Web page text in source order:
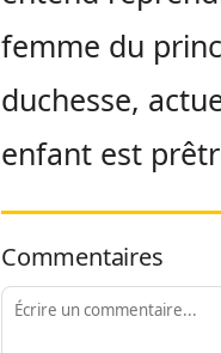
femme du
duchesse,
enfant est
Commentaires